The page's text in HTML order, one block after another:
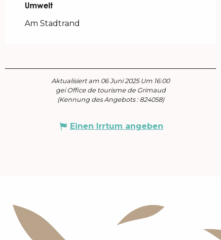
Umwelt
Umwelt
Am Stadtrand
Aktualisiert am 06 Juni 2025 Um 16:00
gei Office de tourisme de Grimaud
(Kennung des Angebots : 824058)
Einen Irrtum angeben